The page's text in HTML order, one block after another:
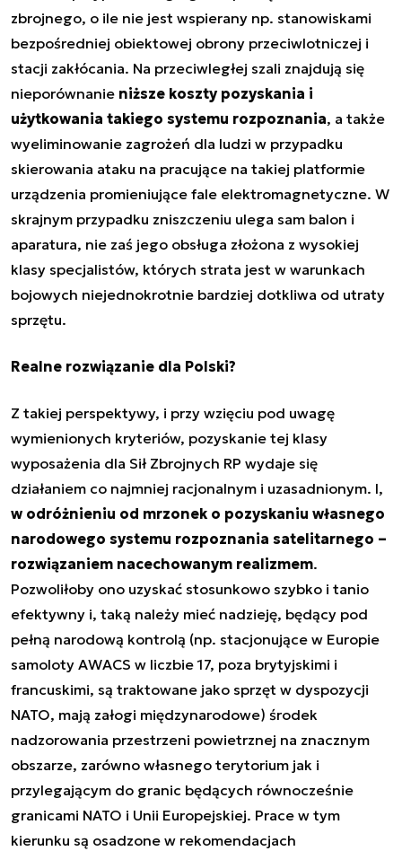
zbrojnego, o ile nie jest wspierany np. stanowiskami
bezpośredniej obiektowej obrony przeciwlotniczej i
stacji zakłócania. Na przeciwległej szali znajdują się
nieporównanie niższe koszty pozyskania i
użytkowania takiego systemu rozpoznania, a także
wyeliminowanie zagrożeń dla ludzi w przypadku
skierowania ataku na pracujące na takiej platformie
urządzenia promieniujące fale elektromagnetyczne. W
skrajnym przypadku zniszczeniu ulega sam balon i
aparatura, nie zaś jego obsługa złożona z wysokiej
klasy specjalistów, których strata jest w warunkach
bojowych niejednokrotnie bardziej dotkliwa od utraty
sprzętu.
Realne rozwiązanie dla Polski?
Z takiej perspektywy, i przy wzięciu pod uwagę
wymienionych kryteriów, pozyskanie tej klasy
wyposażenia dla Sił Zbrojnych RP wydaje się
działaniem co najmniej racjonalnym i uzasadnionym. I,
w odróżnieniu od mrzonek o pozyskaniu własnego
narodowego systemu rozpoznania satelitarnego –
rozwiązaniem nacechowanym realizmem.
Pozwoliłoby ono uzyskać stosunkowo szybko i tanio
efektywny i, taką należy mieć nadzieję, będący pod
pełną narodową kontrolą (np. stacjonujące w Europie
samoloty AWACS w liczbie 17, poza brytyjskimi i
francuskimi, są traktowane jako sprzęt w dyspozycji
NATO, mają załogi międzynarodowe) środek
nadzorowania przestrzeni powietrznej na znacznym
obszarze, zarówno własnego terytorium jak i
przylegającym do granic będących równocześnie
granicami NATO i Unii Europejskiej. Prace w tym
kierunku są osadzone w rekomendacjach